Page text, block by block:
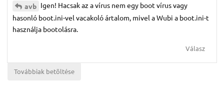
avb Igen! Hacsak az a vírus nem egy boot vírus vagy
hasonló boot.ini-vel vacakoló ártalom, mivel a Wubi a boot.ini-t
használja bootolásra.
Válasz
Továbbiak betöltése